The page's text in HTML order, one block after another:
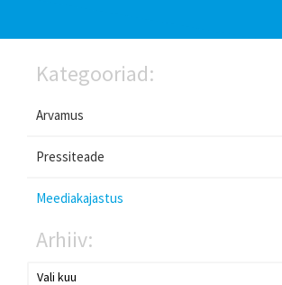
Kategooriad:
Arvamus
Pressiteade
Meediakajastus
Arhiiv: